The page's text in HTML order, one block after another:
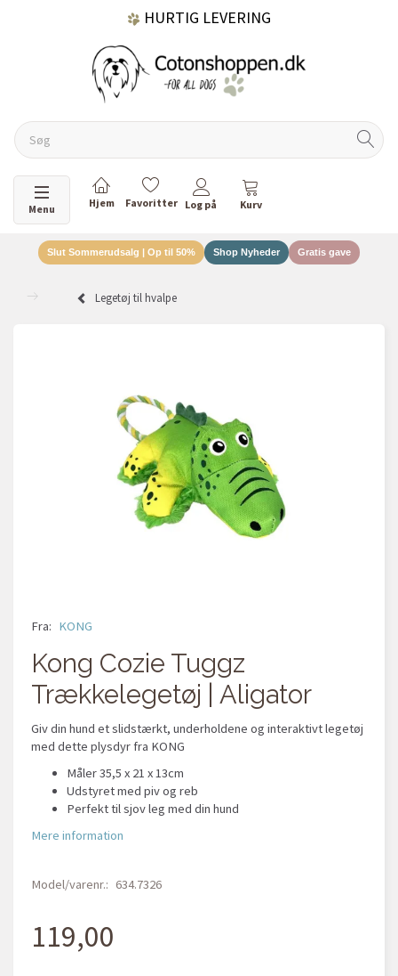
HURTIG LEVERING
60 DAGES RETURRET
Skifte navigation
Menu
Slut Sommerudsalg | Op til 50% Shop Nyheder Gratis gave
Legetøj til hvalpe
Fra: KONG
Kong Cozie Tuggz
Trækkelegetøj | Aligator
Giv din hund et slidstærkt, underholdene og interaktivt legetøj
med dette plysdyr fra KONG
Måler 35,5 x 21 x 13cm
Udstyret med piv og reb
Perfekt til sjov leg med din hund
Mere information
Model/varenr.: 634.7326
119,00